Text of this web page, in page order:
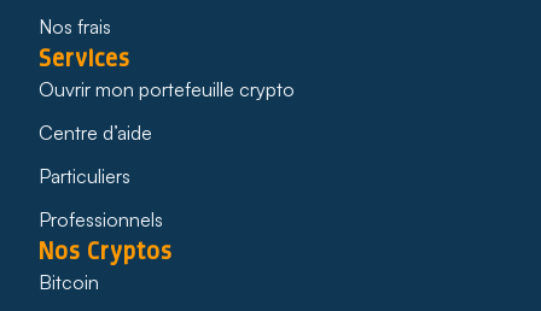
Nos frais
Services
Ouvrir mon portefeuille crypto
Centre d’aide
Particuliers
Professionnels
Nos Cryptos
Bitcoin